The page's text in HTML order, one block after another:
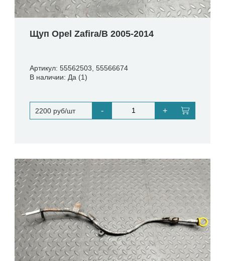
Щуп Opel Zafira/B 2005-2014
Артикул: 55562503, 55566674
В наличии: Да (1)
2200 руб/шт - +